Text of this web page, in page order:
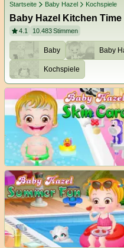
Startseite Baby Hazel Kochspiele
Baby Hazel Kitchen Time
4.1 10.483Stimmen
Baby Baby
Kochspiele